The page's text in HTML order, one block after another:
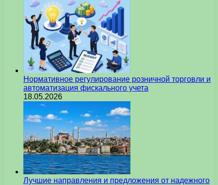
Нормативное регулирование розничной торговли и
автоматизация фискального учета
18.05.2026
Лучшие направления и предложения от надежного